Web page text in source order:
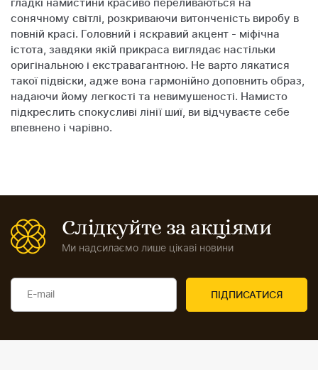
гладкі намистини красиво переливаються на
сонячному світлі, розкриваючи витонченість виробу в
повній красі. Головний і яскравий акцент - міфічна
істота, завдяки якій прикраса виглядає настільки
оригінальною і екстравагантною. Не варто лякатися
такої підвіски, адже вона гармонійно доповнить образ,
надаючи йому легкості та невимушеності. Намисто
підкреслить спокусливі лінії шиї, ви відчуваєте себе
впевнено і чарівно.
Слідкуйте за акціями
Ми надсилаємо лише цікаві новини